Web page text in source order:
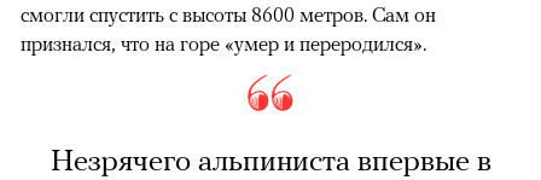
смогли спустить с высоты 8600 метров. Сам он
признался, что на горе «умер и переродился».
Незрячего альпиниста впервые в